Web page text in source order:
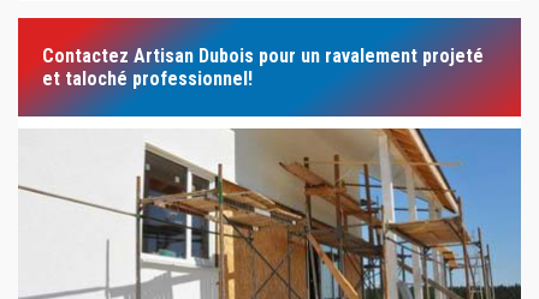
Contactez Artisan Dubois pour un ravalement projeté
et taloché professionnel!